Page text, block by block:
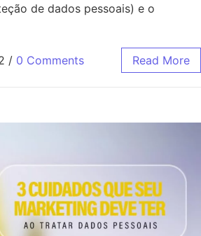
de dados pessoais) e o
/ 0 Comments Read More